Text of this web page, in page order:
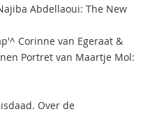
Abdellaoui: The New
Corinne van Egeraat &
Portret van Maartje Mol:
Over de